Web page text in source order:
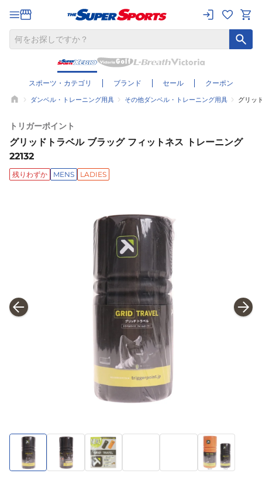
スポーツ・カテゴリ ブランド セール クーポン
ダンベル・トレーニング用具 その他ダンベル・トレーニング用具 グリッ
トリガーポイント
グリッドトラベル ブラッグ フィットネス トレーニング
22132
残りわずか MENS LADIES